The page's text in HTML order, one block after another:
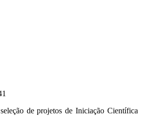
de projetos de Iniciação Científica